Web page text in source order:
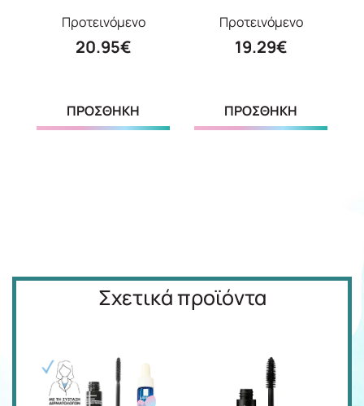
Προτεινόμενο
20.95€
ΠΡΟΣΘΗΚΗ
Προτεινόμενο
19.29€
ΠΡΟΣΘΗΚΗ
Σχετικά προϊόντα